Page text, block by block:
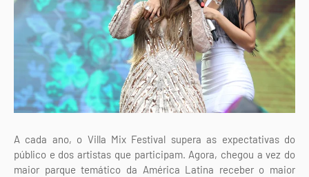
A cada ano, o Villa Mix Festival supera as expectativas do
público e dos artistas que participam. Agora, chegou a vez do
maior parque temático da América Latina receber o maior